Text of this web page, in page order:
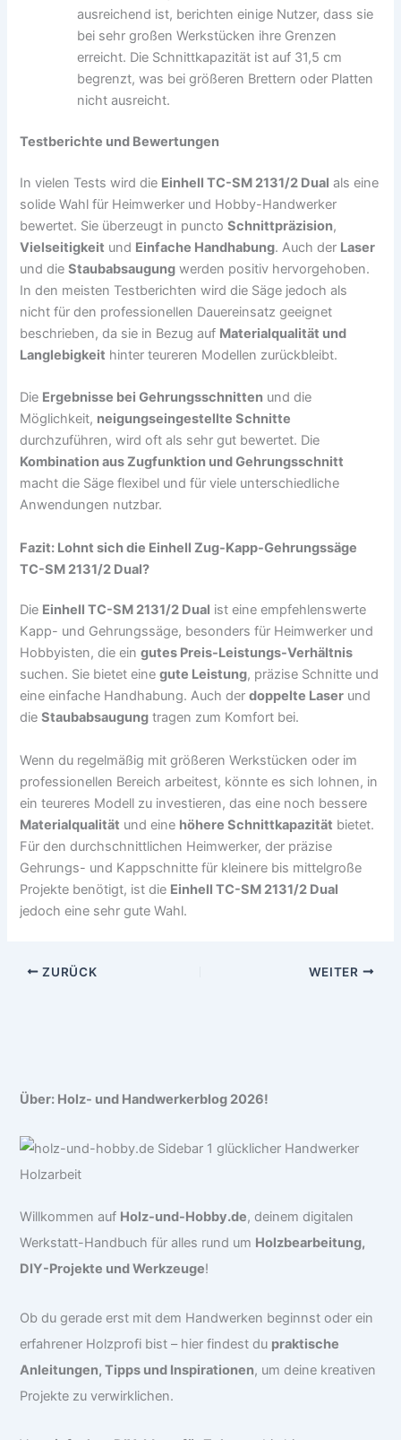
ausreichend ist, berichten einige Nutzer, dass sie
bei sehr großen Werkstücken ihre Grenzen
erreicht. Die Schnittkapazität ist auf 31,5 cm
begrenzt, was bei größeren Brettern oder Platten
nicht ausreicht.
Testberichte und Bewertungen
In vielen Tests wird die Einhell TC-SM 2131/2 Dual als eine
solide Wahl für Heimwerker und Hobby-Handwerker
bewertet. Sie überzeugt in punctoSchnittpräzision,
Vielseitigkeit und Einfache Handhabung. Auch der Laser
und dieStaubabsaugung werden positiv hervorgehoben.
In den meisten Testberichten wird die Säge jedoch als
nicht für den professionellen Dauereinsatz geeignet
beschrieben, da sie in Bezug auf Materialqualität und
Langlebigkeit hinter teureren Modellen zurückbleibt.
Die Ergebnisse bei Gehrungsschnitten und die
Möglichkeit, neigungseingestellte Schnitte
durchzuführen, wird oft als sehr gut bewertet. Die
Kombination aus Zugfunktion und Gehrungsschnitt
macht die Säge flexibel und für viele unterschiedliche
Anwendungen nutzbar.
Fazit: Lohnt sich die Einhell Zug-Kapp-Gehrungssäge
TC-SM 2131/2 Dual?
Die Einhell TC-SM 2131/2 Dual ist eine empfehlenswerte
Kapp- und Gehrungssäge, besonders für Heimwerker und
Hobbyisten, die eingutes Preis-Leistungs-Verhältnis
suchen. Sie bietet einegute Leistung, präzise Schnitte und
eine einfache Handhabung. Auch derdoppelte Laser und
dieStaubabsaugung tragen zum Komfort bei.
Wenn du regelmäßig mit größeren Werkstücken oder im
professionellen Bereich arbeitest, könnte es sich lohnen, in
ein teureres Modell zu investieren, das eine noch bessere
Materialqualität und eine höhere Schnittkapazität bietet.
Für den durchschnittlichen Heimwerker, der präzise
Gehrungs- und Kappschnitte für kleinere bis mittelgroße
Projekte benötigt, ist die Einhell TC-SM 2131/2 Dual
jedoch eine sehr gute Wahl.
ZURÜCK WEITER
Über: Holz- und Handwerkerblog 2026!
Willkommen auf Holz-und-Hobby.de, deinem digitalen
Werkstatt-Handbuch für alles rund um Holzbearbeitung,
DIY-Projekte und Werkzeuge!
Ob du gerade erst mit dem Handwerken beginnst oder ein
erfahrener Holzprofi bist – hier findest du praktische
Anleitungen, Tipps und Inspirationen, um deine kreativen
Projekte zu verwirklichen.